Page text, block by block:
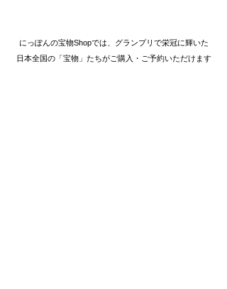
にっぽんの宝物Shopでは、グランプリで栄冠に輝いた
日本全国の「宝物」たちがご購入・ご予約いただけます